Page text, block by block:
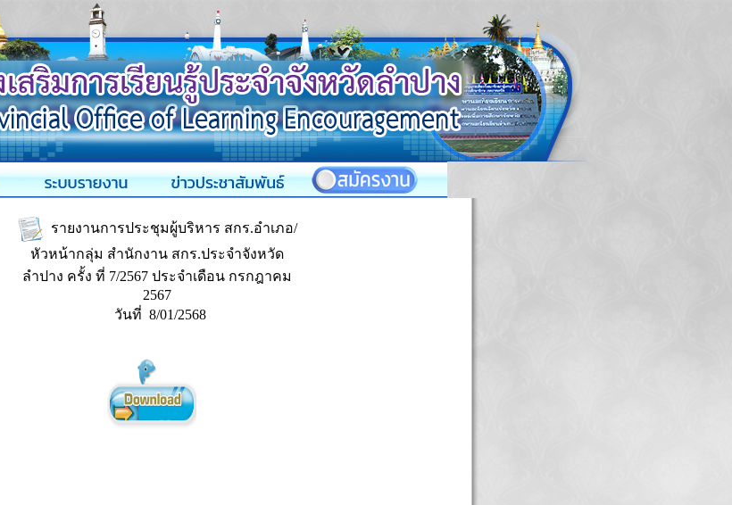
รายงานการประชุมผู้บริหาร สกร.อำเภอ/
หัวหน้ากลุ่ม สำนักงาน สกร.ประจำจังหวัด
ลำปาง ครั้ง ที่ 7/2567 ประจำเดือน กรกฎาคม
2567
วันที่ 8/01/2568